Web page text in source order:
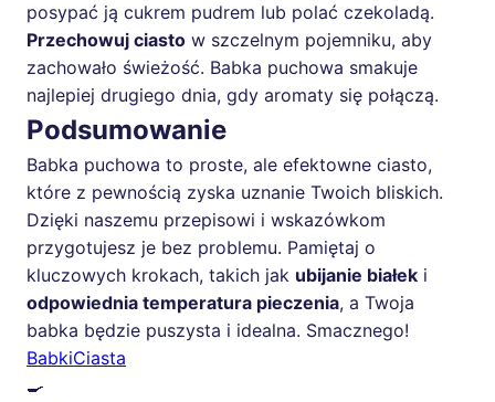
posypać ją cukrem pudrem lub polać czekoladą.
Przechowuj ciasto w szczelnym pojemniku, aby
zachowało świeżość. Babka puchowa smakuje
najlepiej drugiego dnia, gdy aromaty się połączą.
Podsumowanie
Babka puchowa to proste, ale efektowne ciasto,
które z pewnością zyska uznanie Twoich bliskich.
Dzięki naszemu przepisowi i wskazówkom
przygotujesz je bez problemu. Pamiętaj o
kluczowych krokach, takich jak ubijanie białek i
odpowiednia temperatura pieczenia, a Twoja
babka będzie puszysta i idealna. Smacznego!
BabkiCiasta
🍳